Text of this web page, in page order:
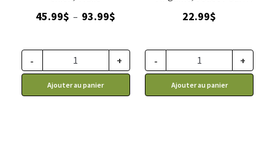
45.99$ – 93.99$
45.99$
à
- +
Ajouter au panier
22.99$
- +
Ajouter au panier